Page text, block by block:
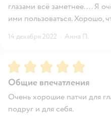
глазами всё заметнее.... Я
ими пользоваться. Хорошо,
14 декабря 2022 · Анна П.
Рейтинг:5
Общие впечатления
Очень хорошие патчи для
подруг и для себя.